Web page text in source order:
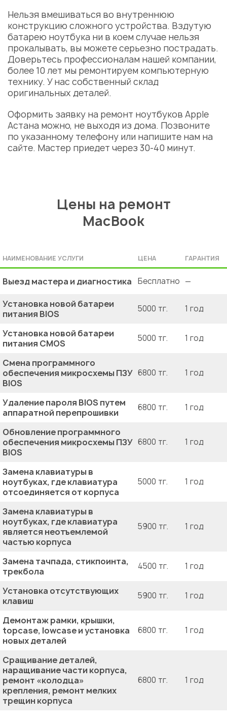
Нельзя вмешиваться во внутреннюю
конструкцию сложного устройства. Вздутую
батарею ноутбука ни в коем случае нельзя
прокалывать, вы можете серьезно пострадать.
Доверьтесь профессионалам нашей компании,
более 10 лет мы ремонтируем компьютерную
технику. У нас собственный склад
оригинальных деталей.
Оформить заявку на ремонт ноутбуков Apple
Астана можно, не выходя из дома. Позвоните
по указанному телефону или напишите нам на
сайте. Мастер приедет через 30-40 минут.
Цены на ремонт
MacBook
НАИМЕНОВАНИЕ УСЛУГИ ЦЕНА ГАРАНТИЯ
Выезд мастера и диагностика Бесплатно —
Установка новой батареи
питания BIOS
5000 тг. 1 год
Установка новой батареи
питания CMOS
5000 тг. 1 год
Смена программного
обеспечения микросхемы ПЗУ
BIOS
6800 тг. 1 год
Удаление пароля BIOS путем
аппаратной перепрошивки
6800 тг. 1 год
Обновление программного
обеспечения микросхемы ПЗУ
BIOS
6800 тг. 1 год
Замена клавиатуры в
ноутбуках, где клавиатура
отсоединяется от корпуса
5000 тг. 1 год
Замена клавиатуры в
ноутбуках, где клавиатура
является неотъемлемой
частью корпуса
5900 тг. 1 год
Замена тачпада, стикпоинта,
трекбола
4500 тг. 1 год
Установка отсутствующих
клавиш
5900 тг. 1 год
Демонтаж рамки, крышки,
topcase, lowcase и установка
новых деталей
6800 тг. 1 год
Сращивание деталей,
наращивание части корпуса,
ремонт «колодца»
крепления, ремонт мелких
трещин корпуса
6800 тг. 1 год